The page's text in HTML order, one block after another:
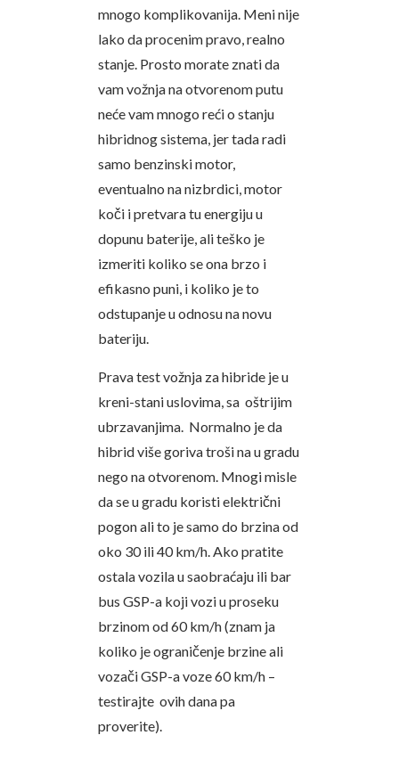
mnogo komplikovanija. Meni nije
lako da procenim pravo, realno
stanje. Prosto morate znati da
vam vožnja na otvorenom putu
neće vam mnogo reći o stanju
hibridnog sistema, jer tada radi
samo benzinski motor,
eventualno na nizbrdici, motor
koči i pretvara tu energiju u
dopunu baterije, ali teško je
izmeriti koliko se ona brzo i
efikasno puni, i koliko je to
odstupanje u odnosu na novu
bateriju.
Prava test vožnja za hibride je u
kreni-stani uslovima, sa oštrijim
ubrzavanjima. Normalno je da
hibrid više goriva troši na u gradu
nego na otvorenom. Mnogi misle
da se u gradu koristi električni
pogon ali to je samo do brzina od
oko 30 ili 40 km/h. Ako pratite
ostala vozila u saobraćaju ili bar
bus GSP-a koji vozi u proseku
brzinom od 60 km/h (znam ja
koliko je ograničenje brzine ali
vozači GSP-a voze 60 km/h –
testirajte ovih dana pa
proverite).